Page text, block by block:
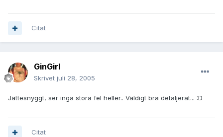
Citat
GinGirl
Skrivet juli 28, 2005
Jättesnyggt, ser inga stora fel heller.. Väldigt bra detaljerat... :D
Citat